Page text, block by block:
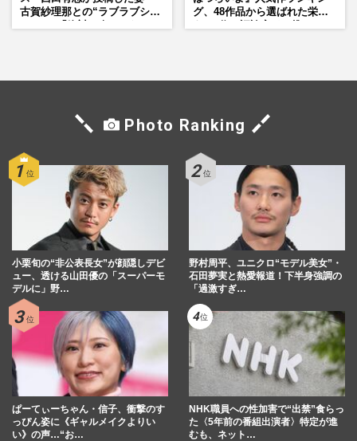
古賀紗理那との“ラブラブショ
グ、48作品から選ばれた栄え
Photo Ranking
小栗旬の“非公表長女”が顔隠しデビ
ュー、透ける山田優の「スーパーモ
デルに」野…
野村周平、ユニクロ“モデル美女”・
石田夢実と熱愛報道！下半身強調の
「過激すぎ…
ぱーてぃーちゃん・信子、衝撃のす
っぴん姿に《ギャルメイクよりい
い》の声…“お…
NHK職員への性加害で“出禁”食らっ
た〈5年前の番組出演者〉特定が進
むも、ネット…